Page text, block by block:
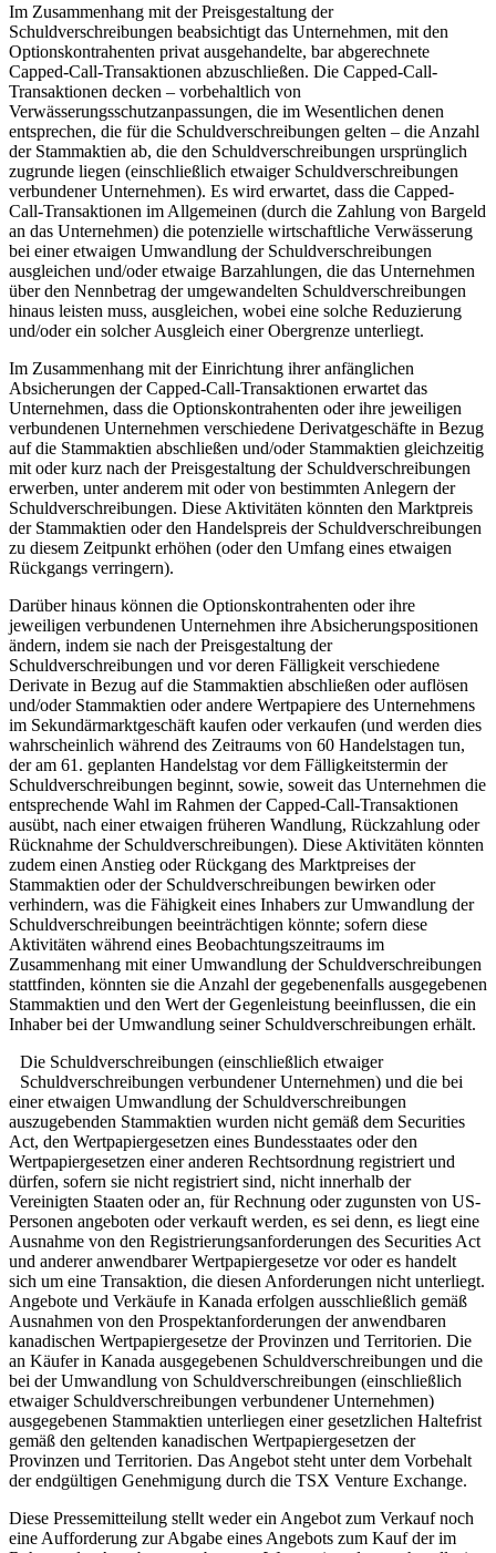
Im Zusammenhang mit der Preisgestaltung der
Schuldverschreibungen beabsichtigt das Unternehmen, mit den
Optionskontrahenten privat ausgehandelte, bar abgerechnete
Capped-Call-Transaktionen abzuschließen. Die Capped-Call-
Transaktionen decken – vorbehaltlich von
Verwässerungsschutzanpassungen, die im Wesentlichen denen
entsprechen, die für die Schuldverschreibungen gelten – die Anzahl
der Stammaktien ab, die den Schuldverschreibungen ursprünglich
zugrunde liegen (einschließlich etwaiger Schuldverschreibungen
verbundener Unternehmen). Es wird erwartet, dass die Capped-
Call-Transaktionen im Allgemeinen (durch die Zahlung von Bargeld
an das Unternehmen) die potenzielle wirtschaftliche Verwässerung
bei einer etwaigen Umwandlung der Schuldverschreibungen
ausgleichen und/oder etwaige Barzahlungen, die das Unternehmen
über den Nennbetrag der umgewandelten Schuldverschreibungen
hinaus leisten muss, ausgleichen, wobei eine solche Reduzierung
und/oder ein solcher Ausgleich einer Obergrenze unterliegt.
Im Zusammenhang mit der Einrichtung ihrer anfänglichen
Absicherungen der Capped-Call-Transaktionen erwartet das
Unternehmen, dass die Optionskontrahenten oder ihre jeweiligen
verbundenen Unternehmen verschiedene Derivatgeschäfte in Bezug
auf die Stammaktien abschließen und/oder Stammaktien gleichzeitig
mit oder kurz nach der Preisgestaltung der Schuldverschreibungen
erwerben, unter anderem mit oder von bestimmten Anlegern der
Schuldverschreibungen. Diese Aktivitäten könnten den Marktpreis
der Stammaktien oder den Handelspreis der Schuldverschreibungen
zu diesem Zeitpunkt erhöhen (oder den Umfang eines etwaigen
Rückgangs verringern).
Darüber hinaus können die Optionskontrahenten oder ihre
jeweiligen verbundenen Unternehmen ihre Absicherungspositionen
ändern, indem sie nach der Preisgestaltung der
Schuldverschreibungen und vor deren Fälligkeit verschiedene
Derivate in Bezug auf die Stammaktien abschließen oder auflösen
und/oder Stammaktien oder andere Wertpapiere des Unternehmens
im Sekundärmarktgeschäft kaufen oder verkaufen (und werden dies
wahrscheinlich während des Zeitraums von 60 Handelstagen tun,
der am 61. geplanten Handelstag vor dem Fälligkeitstermin der
Schuldverschreibungen beginnt, sowie, soweit das Unternehmen die
entsprechende Wahl im Rahmen der Capped-Call-Transaktionen
ausübt, nach einer etwaigen früheren Wandlung, Rückzahlung oder
Rücknahme der Schuldverschreibungen). Diese Aktivitäten könnten
zudem einen Anstieg oder Rückgang des Marktpreises der
Stammaktien oder der Schuldverschreibungen bewirken oder
verhindern, was die Fähigkeit eines Inhabers zur Umwandlung der
Schuldverschreibungen beeinträchtigen könnte; sofern diese
Aktivitäten während eines Beobachtungszeitraums im
Zusammenhang mit einer Umwandlung der Schuldverschreibungen
stattfinden, könnten sie die Anzahl der gegebenenfalls ausgegebenen
Stammaktien und den Wert der Gegenleistung beeinflussen, die ein
Inhaber bei der Umwandlung seiner Schuldverschreibungen erhält.
Die Schuldverschreibungen (einschließlich etwaiger
Schuldverschreibungen verbundener Unternehmen) und die bei
einer etwaigen Umwandlung der Schuldverschreibungen
auszugebenden Stammaktien wurden nicht gemäß dem Securities
Act, den Wertpapiergesetzen eines Bundesstaates oder den
Wertpapiergesetzen einer anderen Rechtsordnung registriert und
dürfen, sofern sie nicht registriert sind, nicht innerhalb der
Vereinigten Staaten oder an, für Rechnung oder zugunsten von US-
Personen angeboten oder verkauft werden, es sei denn, es liegt eine
Ausnahme von den Registrierungsanforderungen des Securities Act
und anderer anwendbarer Wertpapiergesetze vor oder es handelt
sich um eine Transaktion, die diesen Anforderungen nicht unterliegt.
Angebote und Verkäufe in Kanada erfolgen ausschließlich gemäß
Ausnahmen von den Prospektanforderungen der anwendbaren
kanadischen Wertpapiergesetze der Provinzen und Territorien. Die
an Käufer in Kanada ausgegebenen Schuldverschreibungen und die
bei der Umwandlung von Schuldverschreibungen (einschließlich
etwaiger Schuldverschreibungen verbundener Unternehmen)
ausgegebenen Stammaktien unterliegen einer gesetzlichen Haltefrist
gemäß den geltenden kanadischen Wertpapiergesetzen der
Provinzen und Territorien. Das Angebot steht unter dem Vorbehalt
der endgültigen Genehmigung durch die TSX Venture Exchange.
Diese Pressemitteilung stellt weder ein Angebot zum Verkauf noch
eine Aufforderung zur Abgabe eines Angebots zum Kauf der im